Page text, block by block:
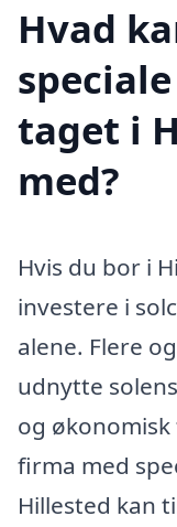
Hvad
taget i
med?
Hvis du bor i
investere i
alene. Flere
udnytte
og
firma med
Hillested kan